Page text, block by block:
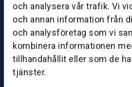
och analysera vår trafik. Vi
och annan information från
och analysföretag som vi
kombinera informationen
tillhandahållit eller som de
tjänster.
ik
S
k
ö
v
d